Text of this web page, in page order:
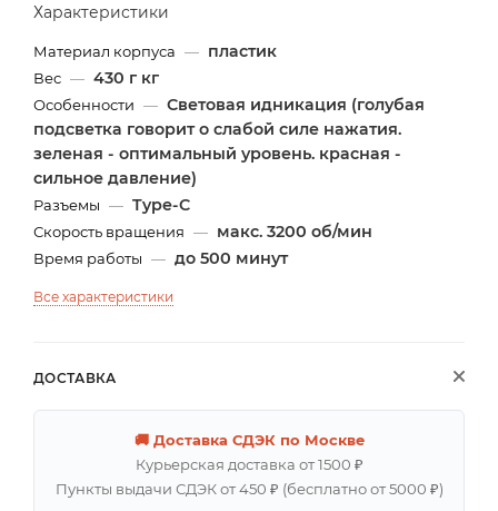
Характеристики
Материал корпуса — пластик
Вес — 430 г кг
Особенности — Световая идникация (голубая
подсветка говорит о слабой силе нажатия.
зеленая - оптимальный уровень. красная -
сильное давление)
Разъемы — Type-C
Скорость вращения — макс. 3200 об/мин
Время работы — до 500 минут
Все характеристики
ДОСТАВКА
🚚 Доставка СДЭК по Москве
Курьерская доставка от 1500 ₽
Пункты выдачи СДЭК от 450 ₽ (бесплатно от 5000 ₽)